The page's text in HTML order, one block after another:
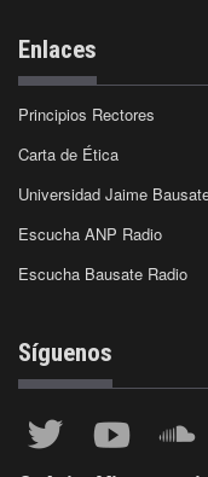
Enlaces
Principios Rectores
Carta de Ética
Universidad Jaime
Escucha ANP Radio
Escucha Bausate Radio
Síguenos